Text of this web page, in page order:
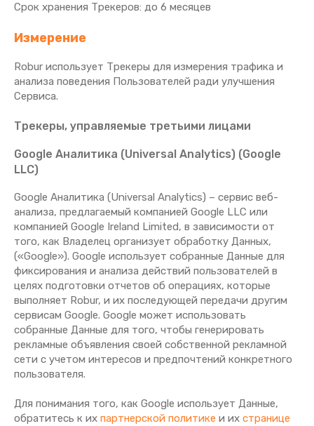
Срок хранения Tрекеров: до 6 месяцев
Измерение
Robur использует Трекеры для измерения трафика и
анализа поведения Пользователей ради улучшения
Сервиса.
Трекеры, управляемые третьими лицами
Google Аналитика (Universal Analytics) (Google
LLC)
Google Аналитика (Universal Analytics) – сервис веб-
анализа, предлагаемый компанией Google LLC или
компанией Google Ireland Limited, в зависимости от
того, как Владелец организует обработку Данных,
(«Google»). Google использует собранные Данные для
фиксирования и анализа действий пользователей в
целях подготовки отчетов об операциях, которые
выполняет Robur, и их последующей передачи другим
сервисам Google. Google может использовать
собранные Данные для того, чтобы генерировать
рекламные объявления своей собственной рекламной
сети с учетом интересов и предпочтений конкретного
пользователя.
Для понимания того, как Google использует Данные,
обратитесь к их партнерской политике и их странице